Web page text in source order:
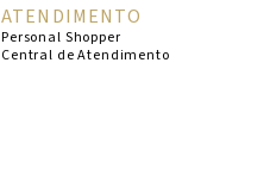
ATENDIMENTO
Personal Shopper
Central de Atendimento